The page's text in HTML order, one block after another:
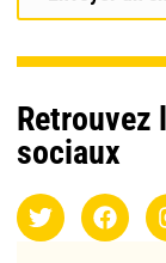
Retrouvez
sociaux